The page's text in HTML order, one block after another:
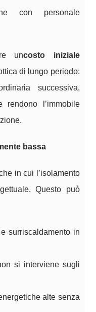
con personale
uncosto iniziale
di lungo periodo:
successiva,
rendono l’immobile
bassa
in cui l’isolamento
Questo può
surriscaldamento in
si interviene sugli
alte senza